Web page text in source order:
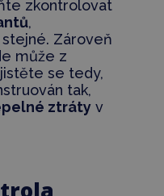
zkontrolovat
,
Zároveň
může z
se tedy,
tak,
ztrátyv